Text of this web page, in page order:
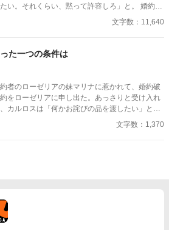
い。それくらい、黙って許容しろ」と。 婚約者
いたことに気付いた彼女は、その場で婚約解消
文字数：11,640
た一つの条件は
者のローゼリアの妹マリナに惹かれて、婚約破
をローゼリアに申し出た。あっさりと受け入れ
カルロスは「何かお詫びの品を渡したい」と希
ローゼリアが望んだ物は……。
文字数：1,370